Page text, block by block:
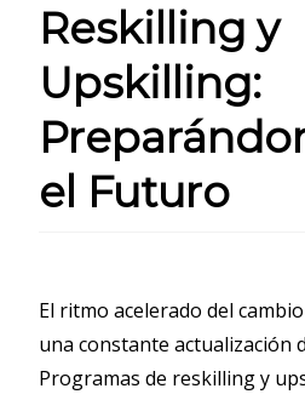
Reskilling y
Upskilling:
el Futuro
El ritmo acelerado del
una constante actualización
Programas de reskilling y